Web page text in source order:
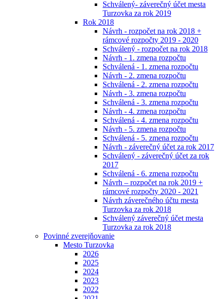
Schválený- záverečný účet mesta
Turzovka za rok 2019
Rok 2018
Návrh - rozpočet na rok 2018 +
rámcové rozpočty 2019 - 2020
Schválený - rozpočet na rok 2018
Návrh - 1. zmena rozpočtu
Schválená - 1. zmena rozpočtu
Návrh - 2. zmena rozpočtu
Schválená - 2. zmena rozpočtu
Návrh - 3. zmena rozpočtu
Schválená - 3. zmena rozpočtu
Návrh - 4. zmena rozpočtu
Schválená - 4. zmena rozpočtu
Návrh - 5. zmena rozpočtu
Schválená - 5. zmena rozpočtu
Návrh - záverečný účet za rok 2017
Schválený - záverečný účet za rok
2017
Schválená - 6. zmena rozpočtu
Návrh – rozpočet na rok 2019 +
rámcové rozpočty 2020 - 2021
Návrh záverečného účtu mesta
Turzovka za rok 2018
Schválený záverečný účet mesta
Turzovka za rok 2018
Povinné zverejňovanie
Mesto Turzovka
2026
2025
2024
2023
2022